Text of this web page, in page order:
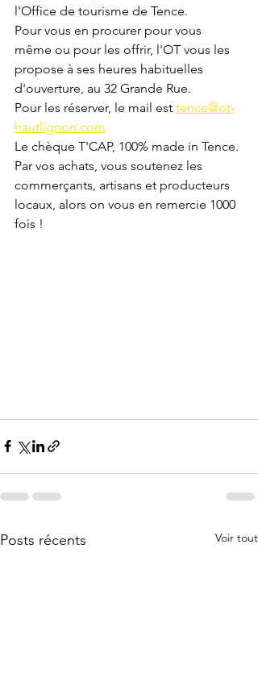
l'Office de tourisme de Tence.
Pour vous en procurer pour vous
même ou pour les offrir, l'OT vous les
propose à ses heures habituelles
d'ouverture, au 32 Grande Rue.
Pour les réserver, le mail est tence@ot-
hautlignon.com
Le chèque T'CAP, 100% made in Tence.
Par vos achats, vous soutenez les
commerçants, artisans et producteurs
locaux, alors on vous en remercie 1000
fois !
Posts récents Voir tout